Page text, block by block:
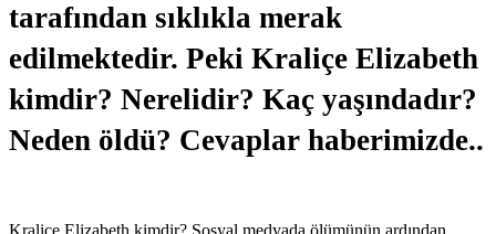
tarafından sıklıkla merak
edilmektedir. Peki Kraliçe Elizabeth
kimdir? Nerelidir? Kaç yaşındadır?
Neden öldü? Cevaplar haberimizde..
Kraliçe Elizabeth kimdir? Sosyal medyada ölümünün ardından